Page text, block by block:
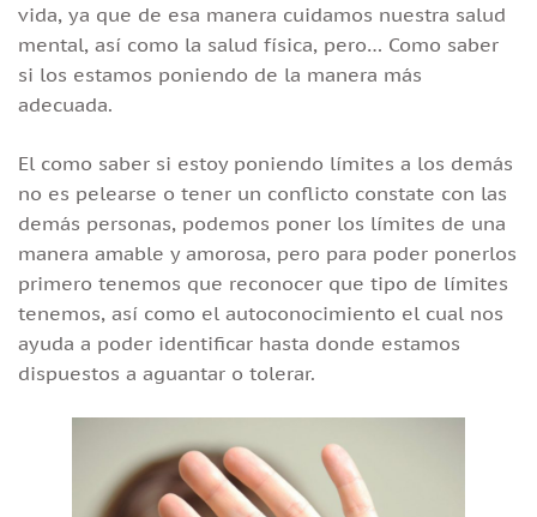
vida, ya que de esa manera cuidamos nuestra salud
mental, así como la salud física, pero… Como saber
si los estamos poniendo de la manera más
adecuada.
El como saber si estoy poniendo límites a los demás
no es pelearse o tener un conflicto constate con las
demás personas, podemos poner los límites de una
manera amable y amorosa, pero para poder ponerlos
primero tenemos que reconocer que tipo de límites
tenemos, así como el autoconocimiento el cual nos
ayuda a poder identificar hasta donde estamos
dispuestos a aguantar o tolerar.